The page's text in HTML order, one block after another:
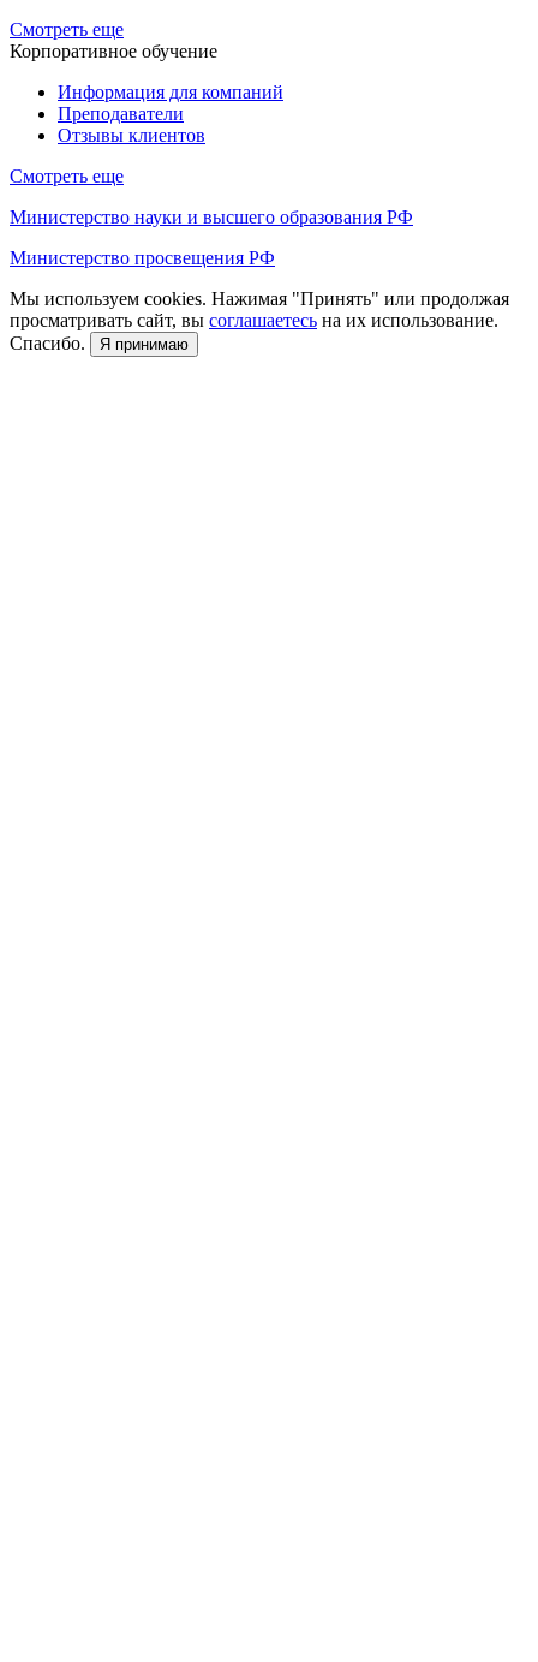
Смотреть еще
Корпоративное обучение
Информация для компаний
Преподаватели
Отзывы клиентов
Смотреть еще
Министерство науки и высшего образования РФ
Министерство просвещения РФ
Мы используем cookies. Нажимая "Принять" или продолжая
просматривать сайт, вы соглашаетесь на их использование.
Спасибо.
Я принимаю